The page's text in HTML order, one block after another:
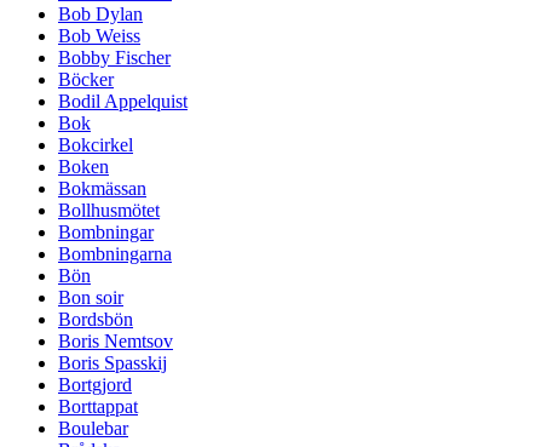
Bob Dylan
Bob Weiss
Bobby Fischer
Böcker
Bodil Appelquist
Bok
Bokcirkel
Boken
Bokmässan
Bollhusmötet
Bombningar
Bombningarna
Bön
Bon soir
Bordsbön
Boris Nemtsov
Boris Spasskij
Bortgjord
Borttappat
Boulebar